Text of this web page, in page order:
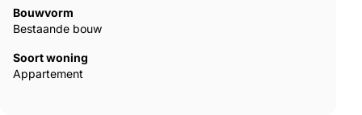
Bouwvorm
Bestaande bouw
Soort woning
Appartement